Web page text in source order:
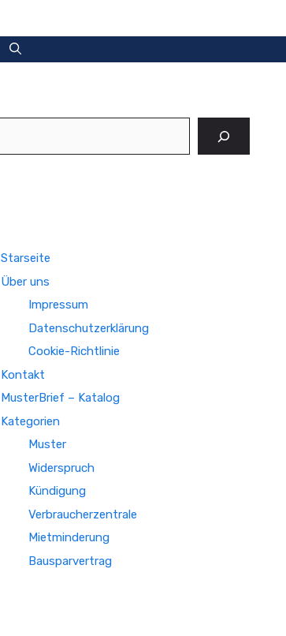
Starseite
Über uns
Impressum
Datenschutzerklärung
Cookie-Richtlinie
Kontakt
MusterBrief – Katalog
Kategorien
Muster
Widerspruch
Kündigung
Verbraucherzentrale
Mietminderung
Bausparvertrag